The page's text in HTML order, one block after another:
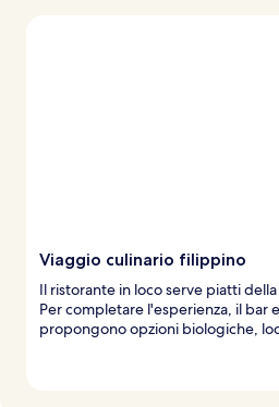
Viaggio culinario filippino
Il ristorante in loco serve piatti
Per completare l'esperienza, il bar
propongono opzioni biologiche,